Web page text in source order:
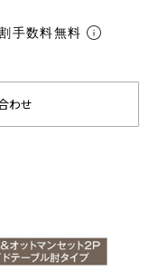
手数料無料
わせ